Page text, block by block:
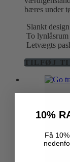
bæres under
Slankt
To lynlåsrum
Letvægts
TILFØJ
10%
Få